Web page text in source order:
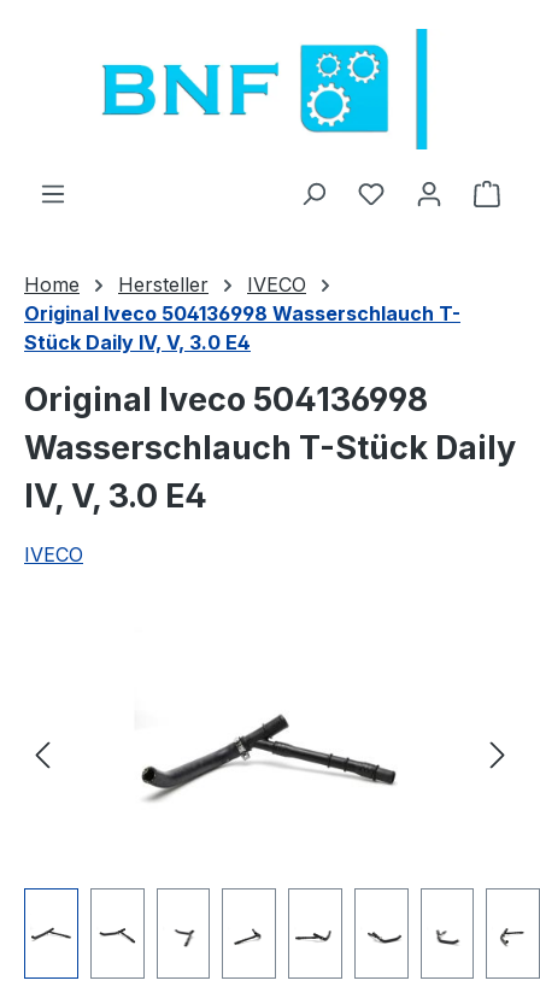
У вас есть В
Home Hersteller
IVECO
Original Iveco 504136998 Wasserschlauch T-
Stück Daily IV, V, 3.0 E4
Original Iveco 504136998
Wasserschlauch T-Stück Daily
IV, V, 3.0 E4
IVECO